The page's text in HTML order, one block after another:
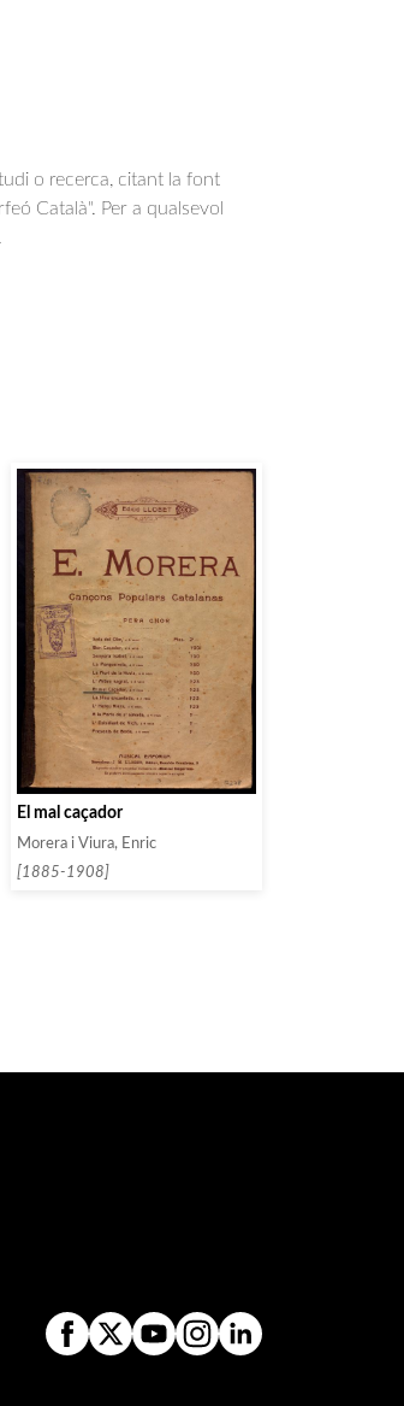
o recerca, citant la font
Català". Per a qualsevol
El mal caçador
Morera i Viura, Enric
[1885-1908]